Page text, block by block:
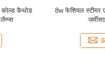
533mm
DC220V कोल्ड